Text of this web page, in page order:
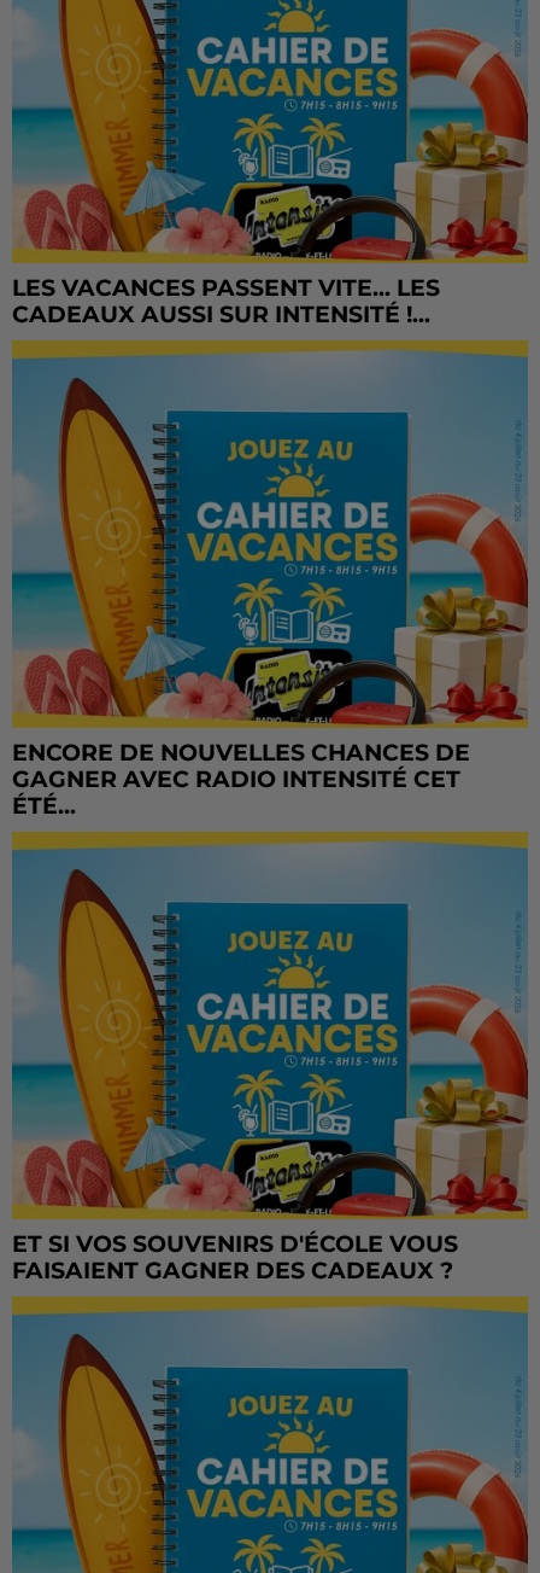
LES VACANCES PASSENT VITE... LES
CADEAUX AUSSI SUR INTENSITÉ !...
ENCORE DE NOUVELLES CHANCES DE
GAGNER AVEC RADIO INTENSITÉ CET
ÉTÉ...
ET SI VOS SOUVENIRS D'ÉCOLE VOUS
FAISAIENT GAGNER DES CADEAUX ?